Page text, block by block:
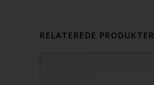
RELATEREDE PRODUKTER